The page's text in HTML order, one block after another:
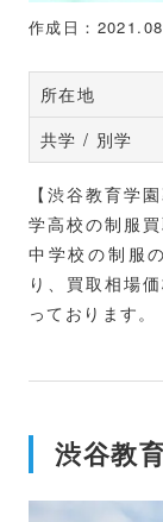
作成日：
所在地
共学 / 別学
【渋谷教育学
学高校の制服
中学校の制服
り、買取相場
っております。
渋谷教